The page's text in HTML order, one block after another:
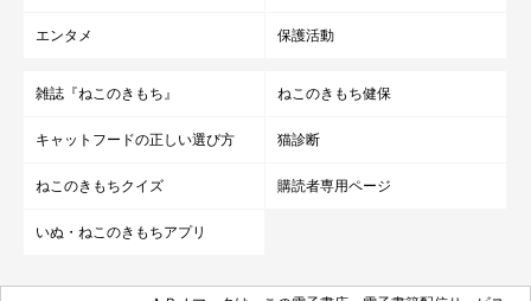
エンタメ 保護活動
雑誌『ねこのきもち』 ねこのきもち健保
キャットフードの正しい選び方 猫診断
ねこのきもちクイズ 購読者専用ページ
いぬ・ねこのきもちアプリ